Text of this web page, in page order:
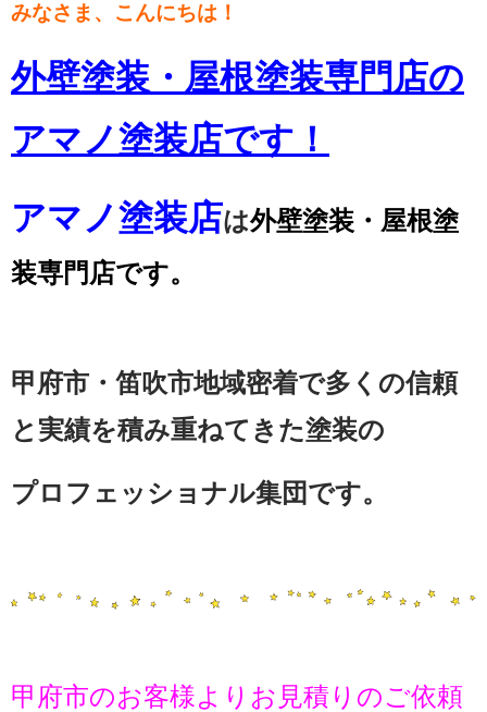
みなさま、こんにちは！
外壁塗装・屋根塗装専門店の
アマノ塗装店です！
アマノ塗装店は外壁塗装・屋根塗
装専門店です。
甲府市・笛吹市地域密着で多くの信頼
と実績を積み重ねてきた塗装の
プロフェッショナル集団です。
甲府市のお客様よりお見積りのご依頼